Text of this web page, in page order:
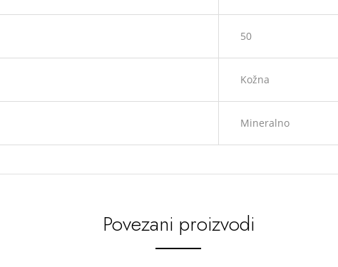
50
Kožna
Mineralno
Povezani proizvodi